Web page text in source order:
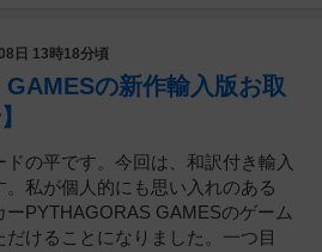
日 13時18分頃
GAMESの新作輸入版お取
ドの平です。今回は、和訳付き輸入
。私が個人的にも思い入れのある
ーPYTHAGORAS GAMESのゲーム
けることになりました。一つ目